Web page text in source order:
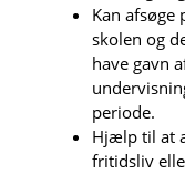
Kan
skolen og
have gavn
periode.
Hjælp til at
fritidsliv